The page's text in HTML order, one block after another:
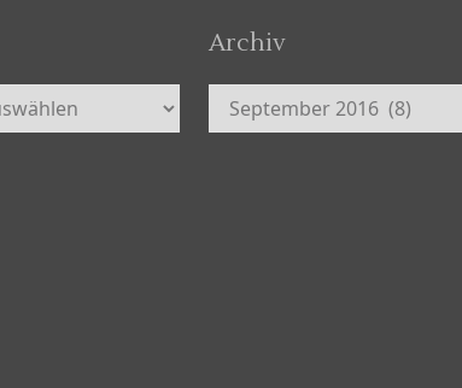
Archiv
Archiv